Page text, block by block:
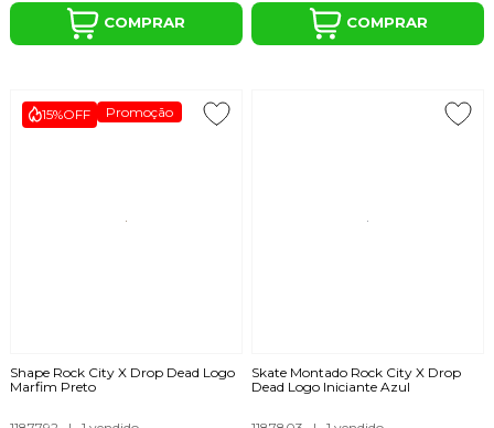
COMPRAR COMPRAR
15%OFF Promoção
Shape Rock City X Drop Dead Logo
Marfim Preto
Skate Montado Rock City X Drop
Dead Logo Iniciante Azul